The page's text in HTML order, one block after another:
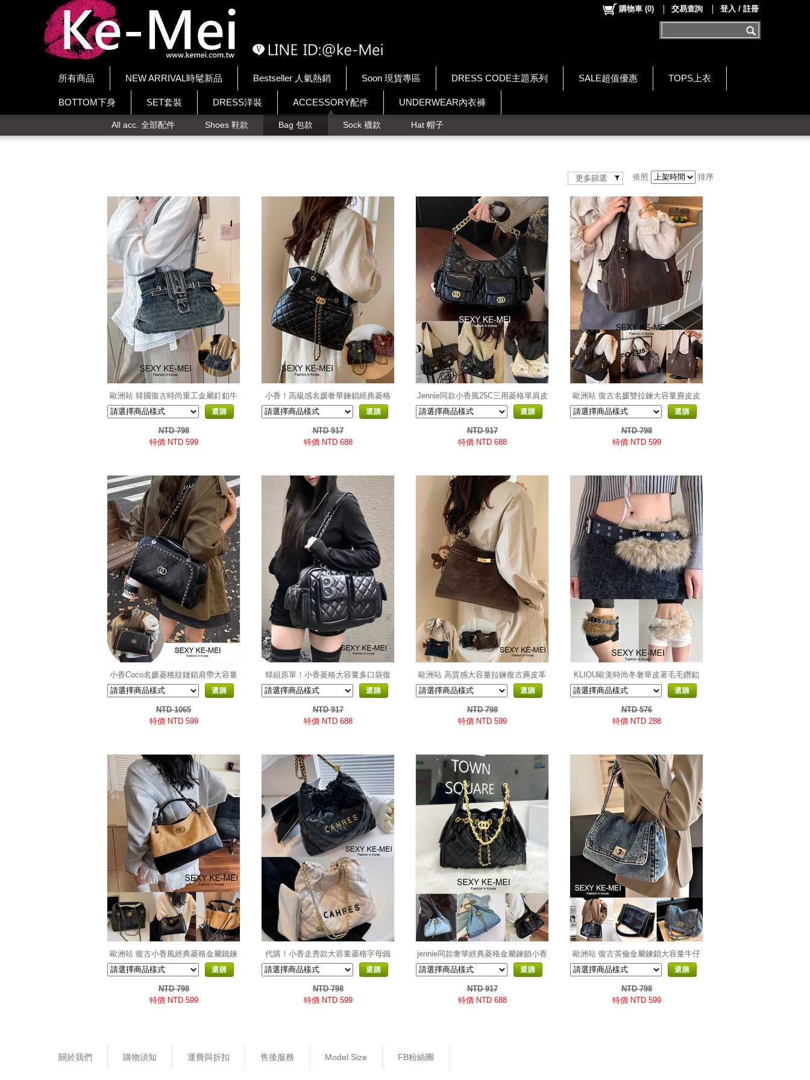
所有商品 NEW ARRIVAL時髦新品 Bestseller 人氣熱銷 Soon 現貨專區 DRESS CODE主題系列 SALE超值優惠 TOPS上衣
BOTTOM下身 SET套裝 DRESS洋裝 ACCESSORY配件 UNDERWEAR內衣褲
購物車 (0) 交易查詢 登入 / 註冊
All acc. 全部配件 Shoes 鞋款 Bag 包款 Sock 襪款 Hat 帽子
更多篩選 依照 排序
歐洲站 韓國復古時尚重工金屬釘釦牛
仔大托特包
選購
NTD 798
特價 NTD 599
小香！高級感名媛奢華鍊鎖經典菱格
紋大容量水桶包
選購
NTD 917
特價 NTD 688
Jennie同款小香風25C三用菱格單肩皮
質嬉皮包
選購
NTD 917
特價 NTD 688
歐洲站 復古名媛雙拉鍊大容量麂皮皮
質托特包
選購
NTD 798
特價 NTD 599
小香Coco名媛菱格紋鏈鎖肩帶大容量
皮質保齡球包
選購
NTD 1065
特價 NTD 599
韓組原單！小香菱格大容量多口袋復
古皮革機車包
選購
NTD 917
特價 NTD 688
歐洲站 高質感大容量拉鍊復古麂皮革
三用托特包
選購
NTD 798
特價 NTD 599
KLIOU歐美時尚冬奢華皮著毛毛鑽釦
腰帶
選購
NTD 576
特價 NTD 288
歐洲站 復古小香風經典菱格金屬鐵鍊
大容量托特包
選購
NTD 798
特價 NTD 599
代購！小香走秀款大容量菱格字母鐵
鍊子母包
選購
NTD 798
特價 NTD 599
jennie同款奢華經典菱格金屬鍊鎖小香
大容量水桶包
選購
NTD 917
特價 NTD 688
歐洲站 復古英倫金屬鍊鎖大容量牛仔
托特包
選購
NTD 798
特價 NTD 599
關於我們 購物須知 運費與折扣 售後服務 Model Size FB粉絲團